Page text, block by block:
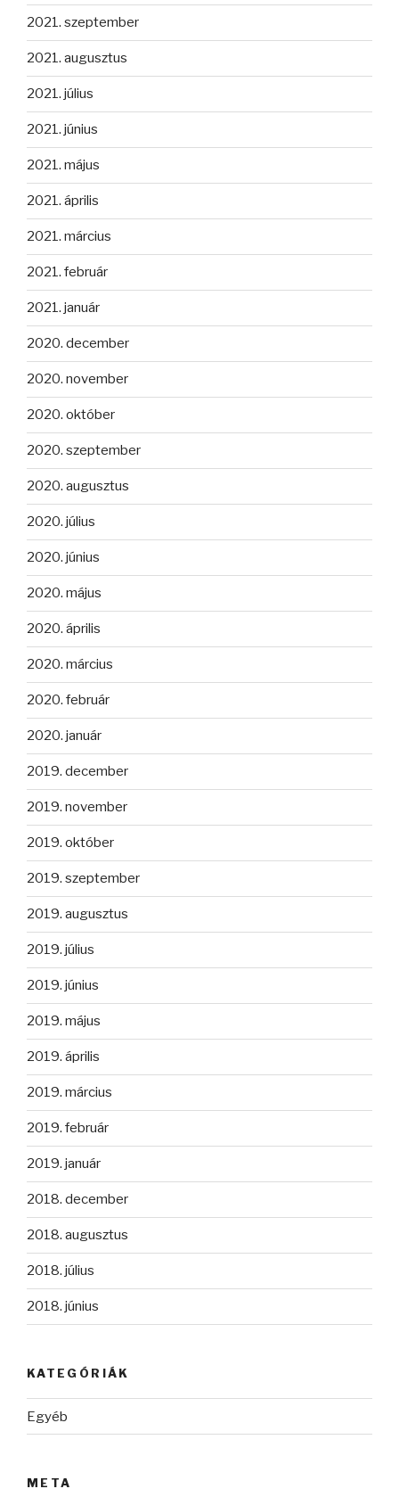
2021. szeptember
2021. augusztus
2021. július
2021. június
2021. május
2021. április
2021. március
2021. február
2021. január
2020. december
2020. november
2020. október
2020. szeptember
2020. augusztus
2020. július
2020. június
2020. május
2020. április
2020. március
2020. február
2020. január
2019. december
2019. november
2019. október
2019. szeptember
2019. augusztus
2019. július
2019. június
2019. május
2019. április
2019. március
2019. február
2019. január
2018. december
2018. augusztus
2018. július
2018. június
KATEGÓRIÁK
Egyéb
META